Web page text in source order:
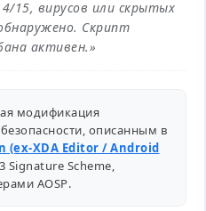
15, вирусов или скрытых
Скрипт
активен.»
модификация
описанным в
(ex-XDA Editor / Android
Signature Scheme,
AOSP.